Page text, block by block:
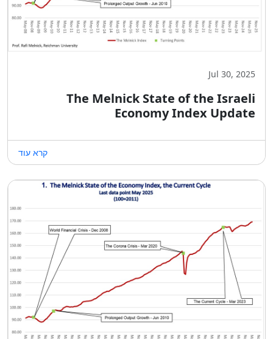
Jul 30, 2025
The Melnick State of the Israeli
Economy Index Update
קרא עוד